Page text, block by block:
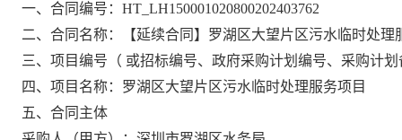
一、合同编号：HT_LH150001020800202403762
二、合同名称：【延续合同】罗湖区大望片区污水临时处理
三、项目编号（ 或招标编号、政府采购计划编号、采购计划
四、项目名称：罗湖区大望片区污水临时处理服务项目
五、合同主体